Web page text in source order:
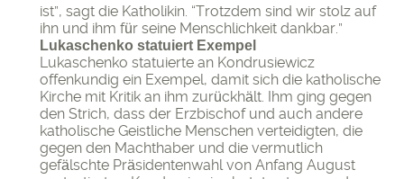
ist”, sagt die Katholikin. “Trotzdem sind wir stolz auf
ihn und ihm für seine Menschlichkeit dankbar.”
Lukaschenko statuiert Exempel
Lukaschenko statuierte an Kondrusiewicz
offenkundig ein Exempel, damit sich die katholische
Kirche mit Kritik an ihm zurückhält. Ihm ging gegen
den Strich, dass der Erzbischof und auch andere
katholische Geistliche Menschen verteidigten, die
gegen den Machthaber und die vermutlich
gefälschte Präsidentenwahl von Anfang August